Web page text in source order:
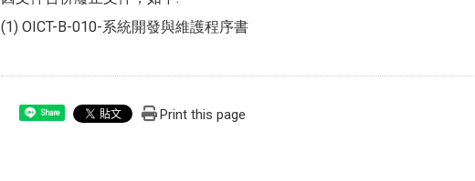
(1) OICT-B-010-系統開發與維護程序書
Share Print this page